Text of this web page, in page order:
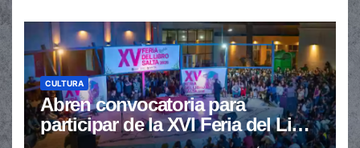
CULTURA
Abren convocatoria para
participar de la XVI Feria del Libro